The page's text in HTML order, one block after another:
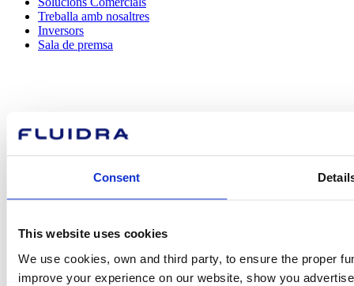
Consent
This website uses cookies
We use cookies, own and third party, to ensure the proper
improve your experience on our website, show you
Treballa amb nosaltres
Inversors
Sala de premsa
Com podem
ajudar-te?
Contacta amb nosaltres